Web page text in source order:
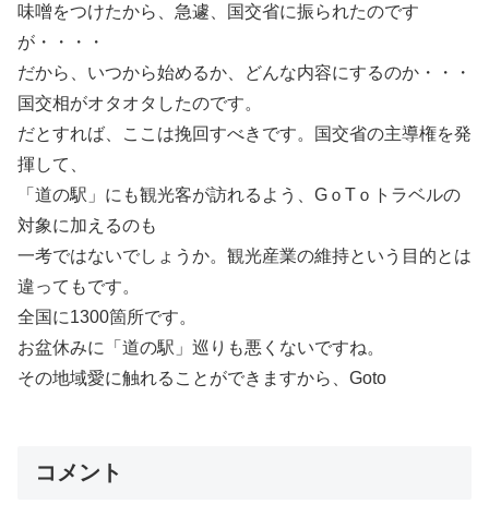
味噌をつけたから、急遽、国交省に振られたのです
が・・・・
だから、いつから始めるか、どんな内容にするのか・・・
国交相がオタオタしたのです。
だとすれば、ここは挽回すべきです。国交省の主導権を発
揮して、
「道の駅」にも観光客が訪れるよう、GｏTｏトラベルの
対象に加えるのも
一考ではないでしょうか。観光産業の維持という目的とは
違ってもです。
全国に1300箇所です。
お盆休みに「道の駅」巡りも悪くないですね。
その地域愛に触れることができますから、Goto
コメント